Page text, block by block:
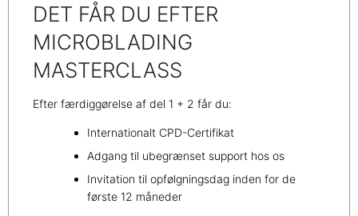
DET FÅR DU EFTER
MICROBLADING
MASTERCLASS
Efter færdiggørelse af del 1 + 2 får du:
Internationalt CPD-Certifikat
Adgang til ubegrænset support hos os
Invitation til opfølgningsdag inden for de
første 12 måneder